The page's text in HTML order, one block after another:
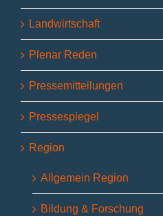
Landwirtschaft
Plenar Reden
Pressemitteilungen
Pressespiegel
Region
Allgemein Region
Bildung & Forschung